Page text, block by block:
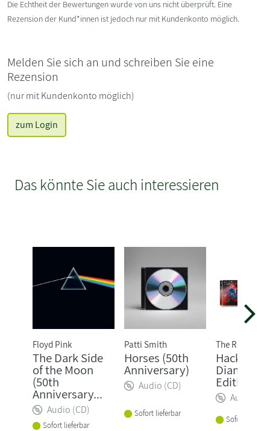
Die Echtheit der Bewertungen wurde von uns nicht überprüft. Eine
Rezension der Kund*innen ist jedoch nur mit Kundenkonto möglich.
Melden Sie sich an und schreiben Sie eine
Rezension
(nur mit Kundenkonto möglich)
zum Login
Das könnte Sie auch interessieren
Floyd Pink
The Dark Side
of the Moon
(50th
Anniversary...
Audio (CD)
Sofort lieferbar
Patti Smith
Horses (50th
Anniversary)
Audio (CD)
Sofort lieferbar
The Rolling
Hackney
Edition
Audio
Sofort